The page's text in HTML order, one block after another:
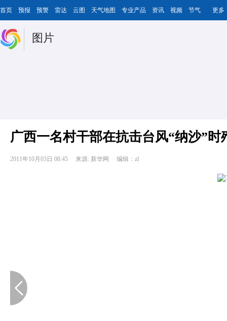
首页 预报 预警 雷达 云图 天气地图 专业产品 资讯 视频 节气 更多
图片
广西一名村干部在抗击台风“纳沙”时
2011年10月03日 08:45 来源: 新华网 编辑：zl